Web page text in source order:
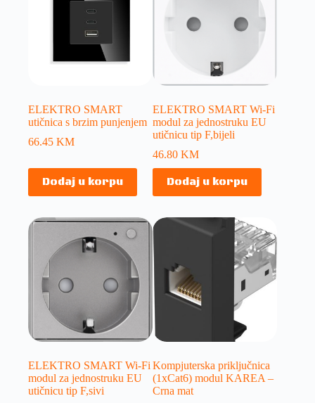
ELEKTRO SMART
utičnica s brzim punjenjem
66.45 KM
Dodaj u korpu
ELEKTRO SMART Wi-Fi
modul za jednostruku EU
utičnicu tip F,bijeli
46.80KM
Dodaj u korpu
ELEKTRO SMART Wi-Fi
modul za jednostruku EU
utičnicu tip F,sivi
Kompjuterska priključnica
(1xCat6) modul KAREA –
Crna mat